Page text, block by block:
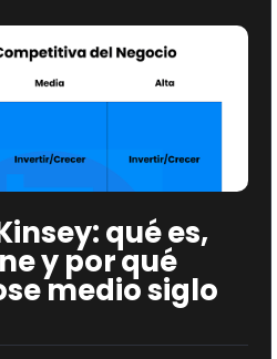
qué es,
y por qué
medio siglo